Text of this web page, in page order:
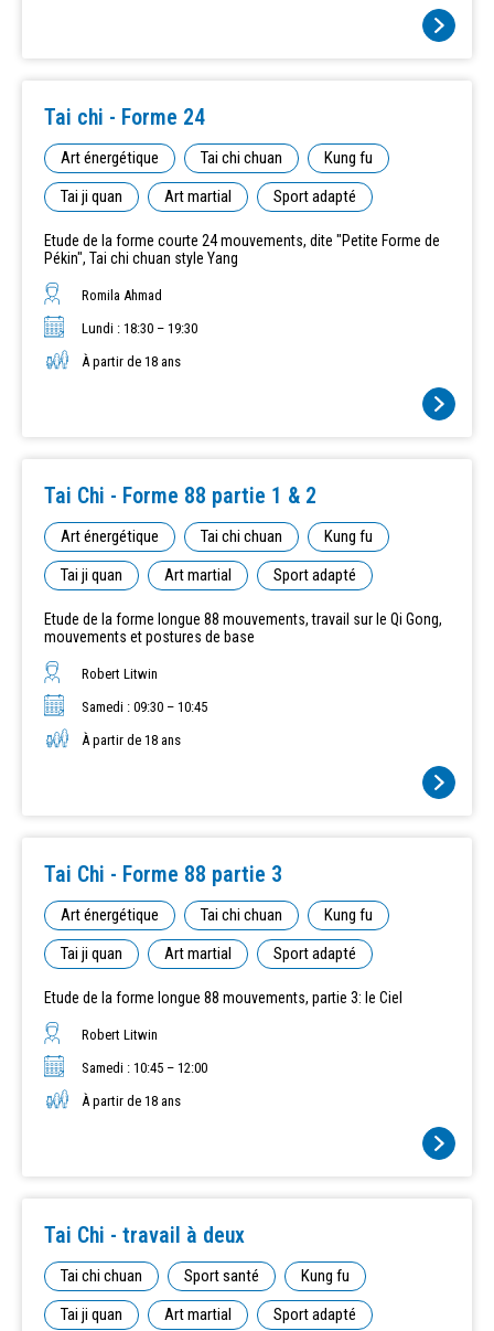
Tai chi - Forme 24
Art énergétique Tai chi chuan
Kung fu
Tai ji quan
Art martial Sport adapté
Etude de la forme courte 24 mouvements, dite "Petite Forme de
Pékin", Tai chi chuan style Yang
Romila Ahmad
Lundi : 18:30 – 19:30
À partir de 18 ans
Tai Chi - Forme 88 partie 1 & 2
Art énergétique Tai chi chuan
Kung fu
Tai ji quan
Art martial Sport adapté
Etude de la forme longue 88 mouvements, travail sur le Qi Gong,
mouvements et postures de base
Robert Litwin
Samedi : 09:30 – 10:45
À partir de 18 ans
Tai Chi - Forme 88 partie 3
Art énergétique Tai chi chuan
Kung fu
Tai ji quan
Art martial Sport adapté
Etude de la forme longue 88 mouvements, partie 3: le Ciel
Robert Litwin
Samedi : 10:45 – 12:00
À partir de 18 ans
Tai Chi - travail à deux
Tai chi chuan Sport santé
Kung fu
Tai ji quan
Art martial Sport adapté